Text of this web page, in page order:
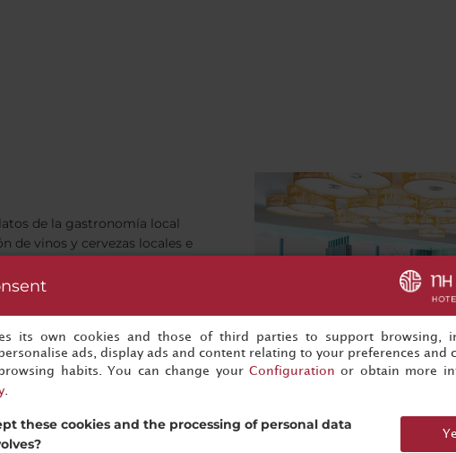
de la gastronomía local
de vinos y cervezas locales e
otras opciones de
bares y restaurantes en el
its own cookies and those of third parties to support browsing,
ads, display ads and content relating to your preferences and
habits. You can change your Configuration or obtain more
.
these cookies and the processing of personal data